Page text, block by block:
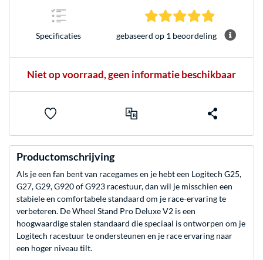
Specificaties gebaseerd op 1 beoordeling
Niet op voorraad, geen informatie beschikbaar
Productomschrijving
Als je een fan bent van racegames en je hebt een Logitech G25,
G27, G29, G920 of G923 racestuur, dan wil je misschien een
stabiele en comfortabele standaard om je race-ervaring te
verbeteren. De Wheel Stand Pro Deluxe V2 is een
hoogwaardige stalen standaard die speciaal is ontworpen om je
Logitech racestuur te ondersteunen en je race ervaring naar
een hoger niveau tilt.